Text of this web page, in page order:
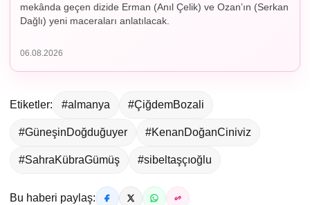
mekânda geçen dizide Erman (Anıl Çelik) ve Ozan’ın (Serkan
Dağlı) yeni maceraları anlatılacak.
06.08.2026
Etiketler: #almanya #ÇiğdemBozali
#GüneşinDoğduğuyer #KenanDoğanCiniviz
#SahraKübraGümüş #sibeltaşçıoğlu
Bu haberi paylaş: